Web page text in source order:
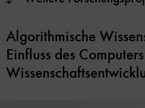
Algorithmische
Einfluss des